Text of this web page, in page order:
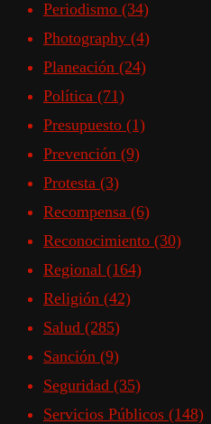
Periodismo (34)
Photography (4)
Planeación (24)
Política (71)
Presupuesto (1)
Prevención (9)
Protesta (3)
Recompensa (6)
Reconocimiento (30)
Regional (164)
Religión (42)
Salud (285)
Sanción (9)
Seguridad (35)
Servicios Públicos (148)